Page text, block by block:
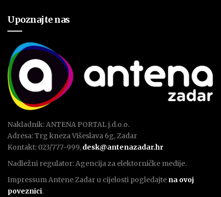
Upoznajte nas
Nakladnik: ANTENA PORTAL j.d.o.o.
Adresa: Trg kneza Višeslava 6g, Zadar
Kontakt: 023/777-999, desk@antenazadar.hr
Nadležni regulator: Agencija za elektorničke medije.
Impressum Antene Zadar u cijelosti pogledajte na ovoj
poveznici.